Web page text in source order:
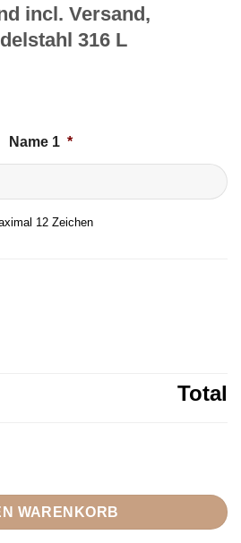
incl. Versand,
316 L
Name 1 *
12 Zeichen
Total
Herz mit Gratis Gravur und incl.
WARENKORB